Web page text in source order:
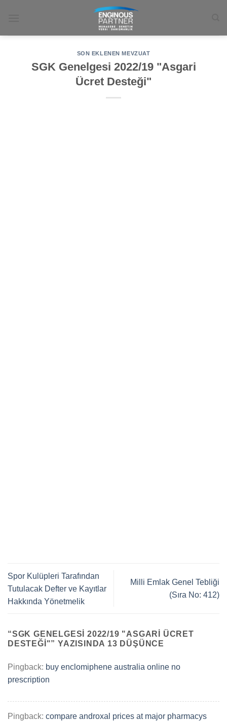
SON EKLENEN MEVZUAT
SGK Genelgesi 2022/19 "Asgari
Ücret Desteği"
Spor Kulüpleri Tarafından
Tutulacak Defter ve Kayıtlar
Hakkında Yönetmelik
Milli Emlak Genel Tebliği
(Sıra No: 412)
“SGK GENELGESI 2022/19 "ASGARI ÜCRET
DESTEĞI"” YAZISINDA 13 DÜŞÜNCE
Pingback: buy enclomiphene australia online no
prescription
Pingback: compare androxal prices at major pharmacys